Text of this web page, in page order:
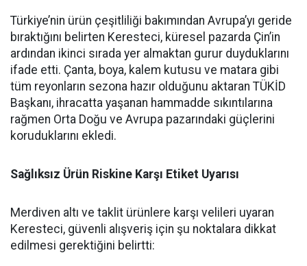
Türkiye’nin ürün çeşitliliği bakımından Avrupa’yı geride
bıraktığını belirten Keresteci, küresel pazarda Çin’in
ardından ikinci sırada yer almaktan gurur duyduklarını
ifade etti. Çanta, boya, kalem kutusu ve matara gibi
tüm reyonların sezona hazır olduğunu aktaran TÜKİD
Başkanı, ihracatta yaşanan hammadde sıkıntılarına
rağmen Orta Doğu ve Avrupa pazarındaki güçlerini
koruduklarını ekledi.
Sağlıksız Ürün Riskine Karşı Etiket Uyarısı
Merdiven altı ve taklit ürünlere karşı velileri uyaran
Keresteci, güvenli alışveriş için şu noktalara dikkat
edilmesi gerektiğini belirtti: